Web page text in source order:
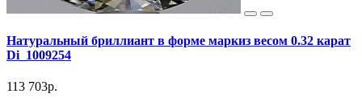
Натуральный бриллиант в форме маркиз весом 0.32 карат
Di_1009254
113 703р.